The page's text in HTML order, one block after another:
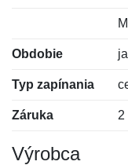
Obdobie
Typ zapínania
Záruka 2
Výrobca